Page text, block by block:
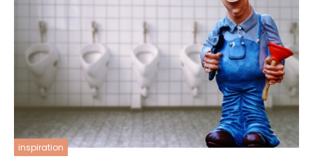
inspiration